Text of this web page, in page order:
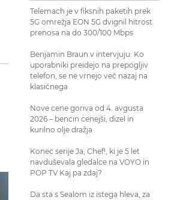
Telemach je v fiksnih paketih prek
5G omrežja EON 5G dvignil hitrost
prenosa na do 300/100 Mbps
Benjamin Braun v intervjuju: Ko
uporabniki preidejo na prepogljiv
telefon, se ne vrnejo več nazaj na
klasičnega
Nove cene goriva od 4. avgusta
2026 – bencin cenejši, dizel in
kurilno olje dražja
Konec serije Ja, Chef!, ki je 5 let
navduševala gledalce na VOYO in
POP TV Kaj pa zdaj?
Da sta s Sealom iz istega hleva, za